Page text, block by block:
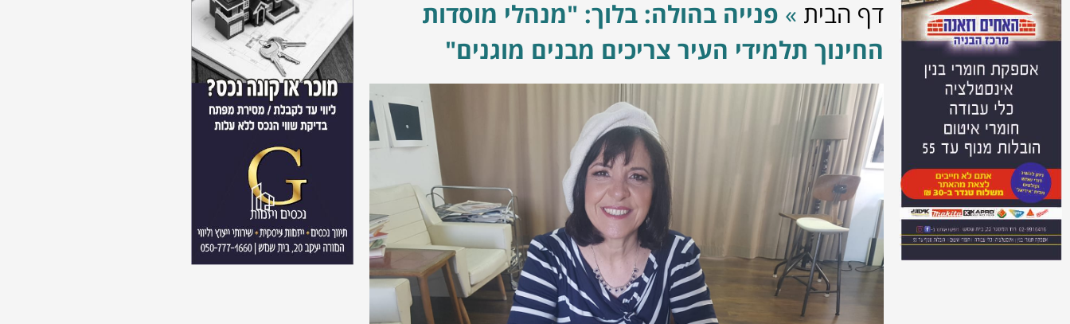
דף הבית » פנייה בהולה: בלוך: "מנהלי מוסדות
החינוך תלמידי העיר צריכים מבנים מוגנים"